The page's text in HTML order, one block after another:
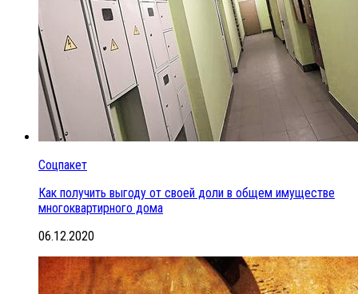
Соцпакет
Как получить выгоду от своей доли в общем имуществе
многоквартирного дома
06.12.2020